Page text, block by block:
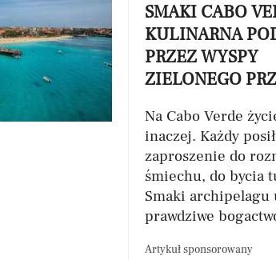
SMAKI CABO
KULINARNA
PRZEZ WYSPY
ZIELONEGO
Na Cabo Verde
inaczej. Każdy
zaproszenie do
śmiechu, do bycia
Smaki archipelagu
prawdziwe
Artykuł sponsorowany